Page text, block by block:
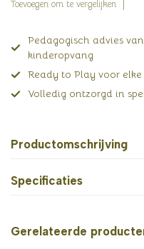
Toevoegen om te vergelijken
Pedagogisch advies
kinderopvang
Ready to Play voor elke
Volledig ontzorgd in
Productomschrijving
Specificaties
Gerelateerde